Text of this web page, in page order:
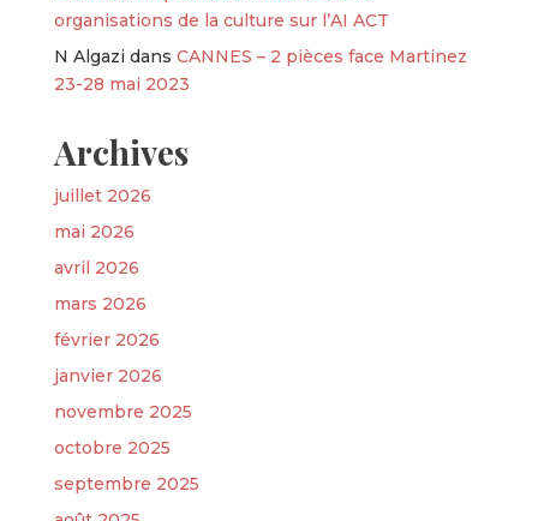
organisations de la culture sur l’AI ACT
N Algazi dans CANNES – 2 pièces face Martinez
23-28 mai 2023
Archives
juillet 2026
mai 2026
avril 2026
mars 2026
février 2026
janvier 2026
novembre 2025
octobre 2025
septembre 2025